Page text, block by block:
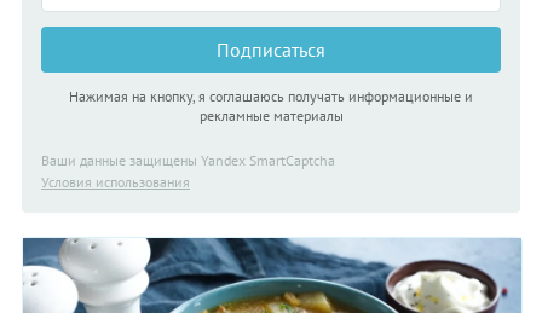
Подписаться
Нажимая на кнопку, я соглашаюсь получать информационные и
рекламные материалы
Ваши данные защищены Yandex SmartCaptcha
Условия использования